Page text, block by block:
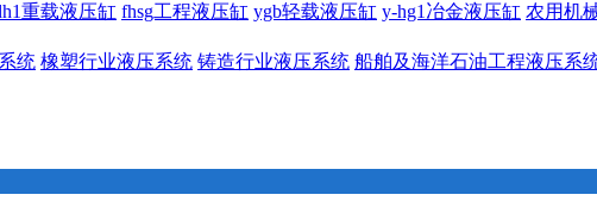
重载液压缸 fhsg工程液压缸 ygb轻载液压缸 y-hg1冶金液压缸 农用机
统 橡塑行业液压系统 铸造行业液压系统 船舶及海洋石油工程液压系